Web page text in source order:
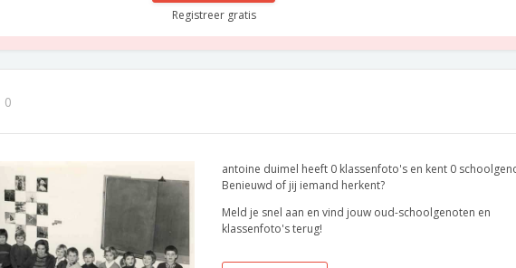
Registreer gratis
0
antoine duimel heeft 0 klassenfoto's en kent 0
Benieuwd of jij iemand herkent?
Meld je snel aan en vind jouw oud-schoolgenoten en
klassenfoto's terug!